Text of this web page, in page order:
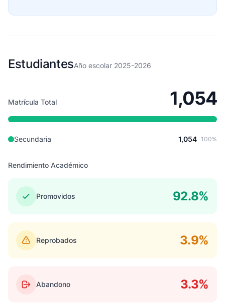
EstudiantesAño escolar 2025-2026
Matrícula Total 1,054
Secundaria 1,054 100%
Rendimiento Académico
Promovidos 92.8%
Reprobados 3.9%
Abandono 3.3%